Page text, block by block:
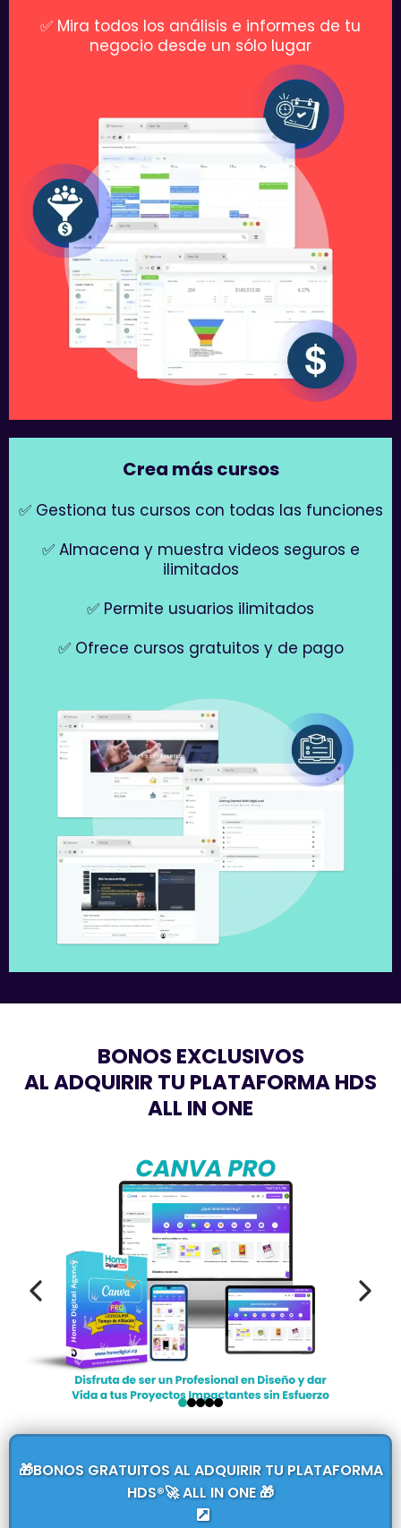
✅ Mira todos los análisis e informes de tu
negocio desde un sólo lugar
Crea más cursos
✅ Gestiona tus cursos con todas las funciones
✅ Almacena y muestra videos seguros e
ilimitados
✅ Permite usuarios ilimitados
✅ Ofrece cursos gratuitos y de pago
BONOS EXCLUSIVOS
AL ADQUIRIR TU PLATAFORMA HDS
ALL IN ONE
🎁BONOS GRATUITOS AL ADQUIRIR TU PLATAFORMA
HDS®🚀 ALL IN ONE 🎁